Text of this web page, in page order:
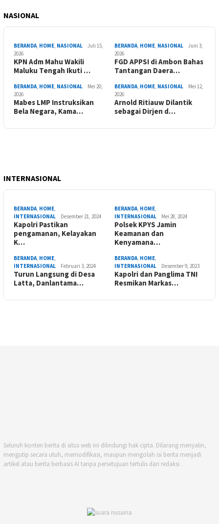
NASIONAL
BERANDA HOME NASIONAL
Juli 15,
2026
KPN Adm Mahu Wakili
Maluku Tengah Ikuti …
BERANDA HOME NASIONAL
Juni 3,
2026
FGD APPSI di Ambon Bahas
Tantangan Daera…
BERANDA HOME NASIONAL
Mei 20,
2026
Mabes LMP Instruksikan
Bela Negara, Kama…
BERANDA HOME NASIONAL
Mei 12,
2026
Arnold Ritiauw Dilantik
sebagai Dirjen d…
INTERNASIONAL
BERANDA HOME
INTERNASIONAL
Desember 21, 2024
Kapolri Pastikan
pengamanan, Kelayakan
K…
BERANDA HOME
INTERNASIONAL
Mei 28, 2024
Polsek KPYS Jamin
Keamanan dan
Kenyamana…
BERANDA HOME
INTERNASIONAL
Februari 3, 2024
Turun Langsung di Desa
Latta, Danlantama…
BERANDA HOME
INTERNASIONAL
Desember 9, 2023
Kapolri dan Panglima TNI
Resmikan Markas…
Seluruh konten berita di situs web ini dilindungi hak cipta. Dilarang menyalin,
mengutip secara utuh, memodifikasi, maupun mengolah isi berita menjadi
artikel atau berita berbasis AI tanpa persetujuan tertulis dari redaksi.